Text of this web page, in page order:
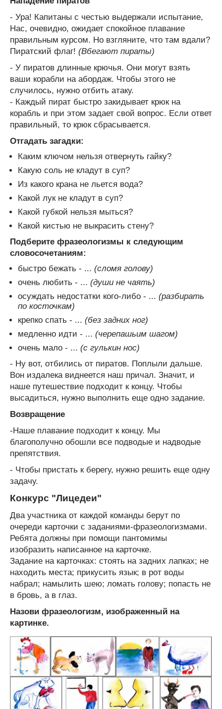
- Ура! Капитаны с честью выдержали испытание,
Нас, очевидно, ожидает спокойное плавание
правильным курсом. Но взгляните, что там вдали?
Пиратский флаг! (Вбегают пираты)
- У пиратов длинные крючья. Они могут взять
ваши корабли на абордаж. Чтобы этого не
случилось, нужно отбить атаку.
- Каждый пират быстро закидывает крюк на
корабль и при этом задает свой вопрос. Если ответ
правильный, то крюк сбрасывается.
Отгадать загадки:
Каким ключом нельзя отвернуть гайку?
Какую соль не кладут в суп?
Из какого крана не льется вода?
Какой лук не кладут в суп?
Какой губкой нельзя мыться?
Какой кистью не выкрасить стену?
Подберите фразеологизмы к следующим
словосочетаниям:
быстро бежать - ... (сломя голову)
очень любить - ... (души не чаять)
осуждать недостатки кого-либо - ... (разбирать
по косточкам)
крепко спать - ... (без задних ног)
медленно идти - ... (черепашьим шагом)
очень мало - ... (с гулькин нос)
- Ну вот, отбились от пиратов. Поплыли дальше.
Вон издалека виднеется наш причал. Значит, и
наше путешествие подходит к концу. Чтобы
высадиться, нужно выполнить еще одно задание.
Возвращение
-Наше плавание подходит к концу. Мы
благополучно обошли все подводые и надводые
препятствия.
- Чтобы пристать к берегу, нужно решить еще одну
задачу.
Конкурс "Лицедеи"
Два участника от каждой команды берут по
очереди карточки с заданиями-фразеологизмами.
Ребята должны при помощи пантомимы
изобразить написанное на карточке.
Задание на карточках: стоять на задних лапках; не
находить места; прикусить язык; в рот воды
набрал; намылить шею; ломать голову; попасть не
в бровь, а в глаз.
Назови фразеологизм, изображенный на
картинке.